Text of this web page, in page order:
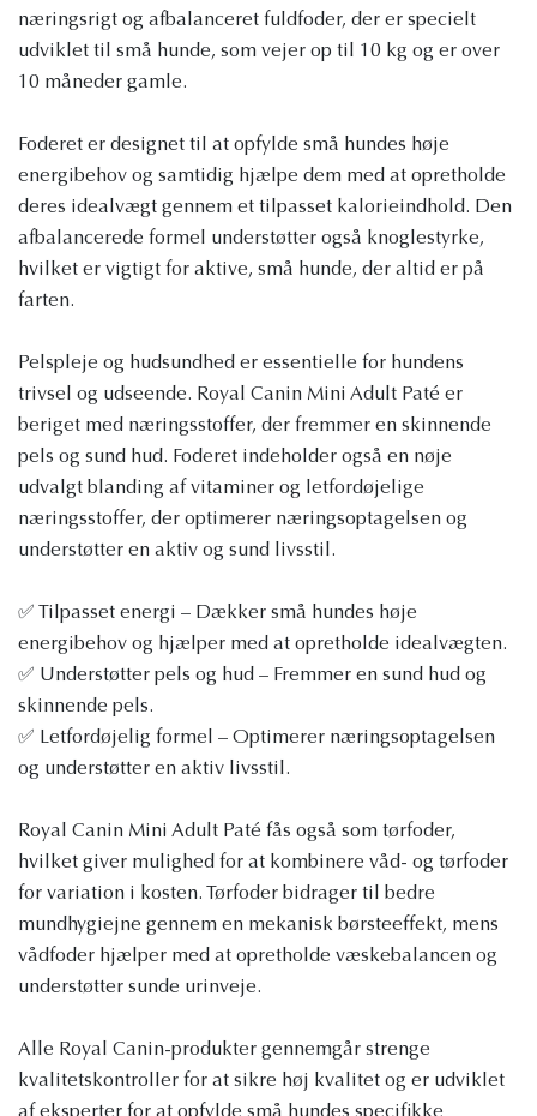
næringsrigt og afbalanceret fuldfoder, der er specielt
udviklet til små hunde, som vejer op til 10 kg og er over
10 måneder gamle.
Foderet er designet til at opfylde små hundes høje
energibehov og samtidig hjælpe dem med at opretholde
deres idealvægt gennem et tilpasset kalorieindhold. Den
afbalancerede formel understøtter også knoglestyrke,
hvilket er vigtigt for aktive, små hunde, der altid er på
farten.
Pelspleje og hudsundhed er essentielle for hundens
trivsel og udseende. Royal Canin Mini Adult Paté er
beriget med næringsstoffer, der fremmer en skinnende
pels og sund hud. Foderet indeholder også en nøje
udvalgt blanding af vitaminer og letfordøjelige
næringsstoffer, der optimerer næringsoptagelsen og
understøtter en aktiv og sund livsstil.
✅ Tilpasset energi – Dækker små hundes høje
energibehov og hjælper med at opretholde idealvægten.
✅ Understøtter pels og hud – Fremmer en sund hud og
skinnende pels.
✅ Letfordøjelig formel – Optimerer næringsoptagelsen
og understøtter en aktiv livsstil.
Royal Canin Mini Adult Paté fås også som tørfoder,
hvilket giver mulighed for at kombinere våd- og tørfoder
for variation i kosten. Tørfoder bidrager til bedre
mundhygiejne gennem en mekanisk børsteeffekt, mens
vådfoder hjælper med at opretholde væskebalancen og
understøtter sunde urinveje.
Alle Royal Canin-produkter gennemgår strenge
kvalitetskontroller for at sikre høj kvalitet og er udviklet